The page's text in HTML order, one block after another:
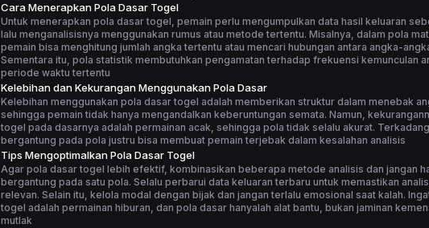
Cara Menerapkan Pola Dasar Togel
Untuk menerapkan pola dasar togel, pemain perlu mengumpulkan data hasil keluaran
lalu menganalisisnya menggunakan rumus atau metode tertentu. Misalnya, dalam pola
pemain bisa menghitung jumlah angka tertentu atau mencari hubungan antara angka-
Sementara itu, pola statistik membutuhkan pengamatan terhadap frekuensi kemunculan
periode waktu tertentu
Kelebihan dan Kekurangan Menggunakan Pola Dasar
Kelebihan menggunakan pola dasar togel adalah memberikan struktur dalam menebak
sehingga pemain tidak hanya mengandalkan keberuntungan semata. Namun,
togel pada dasarnya adalah permainan acak, sehingga pola tidak selalu akurat.
bergantung pada pola justru bisa membuat pemain terjebak dalam kesalahan analisis
Tips Mengoptimalkan Pola Dasar Togel
Agar pola dasar togel lebih efektif, kombinasikan beberapa metode analisis dan jangan
bergantung pada satu pola. Selalu perbarui data keluaran terbaru untuk memastikan
relevan. Selain itu, kelola modal dengan bijak dan jangan terlalu emosional saat kalah.
togel adalah permainan hiburan, dan pola dasar hanyalah alat bantu, bukan jaminan
mutlak